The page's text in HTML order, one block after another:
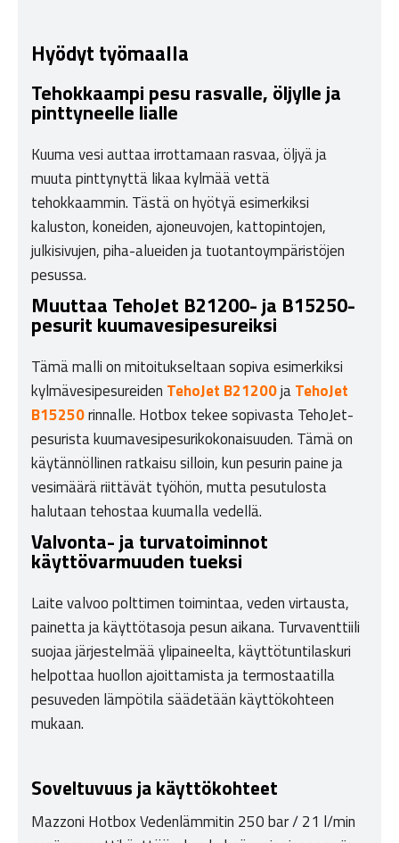
Hyödyt työmaalla
Tehokkaampi pesu rasvalle, öljylle ja
pinttyneelle lialle
Kuuma vesi auttaa irrottamaan rasvaa, öljyä ja
muuta pinttynyttä likaa kylmää vettä
tehokkaammin. Tästä on hyötyä esimerkiksi
kaluston, koneiden, ajoneuvojen, kattopintojen,
julkisivujen, piha-alueiden ja tuotantoympäristöjen
pesussa.
Muuttaa TehoJet B21200- ja B15250-
pesurit kuumavesipesureiksi
Tämä malli on mitoitukseltaan sopiva esimerkiksi
kylmävesipesureiden TehoJet B21200jaTehoJet
B15250rinnalle. Hotbox tekee sopivasta TehoJet-
pesurista kuumavesipesurikokonaisuuden. Tämä on
käytännöllinen ratkaisu silloin, kun pesurin paine ja
vesimäärä riittävät työhön, mutta pesutulosta
halutaan tehostaa kuumalla vedellä.
Valvonta- ja turvatoiminnot
käyttövarmuuden tueksi
Laite valvoo polttimen toimintaa, veden virtausta,
painetta ja käyttötasoja pesun aikana. Turvaventtiili
suojaa järjestelmää ylipaineelta, käyttötuntilaskuri
helpottaa huollon ajoittamista ja termostaatilla
pesuveden lämpötila säädetään käyttökohteen
mukaan.
Soveltuvuus ja käyttökohteet
Mazzoni Hotbox Vedenlämmitin 250 bar / 21 l/min